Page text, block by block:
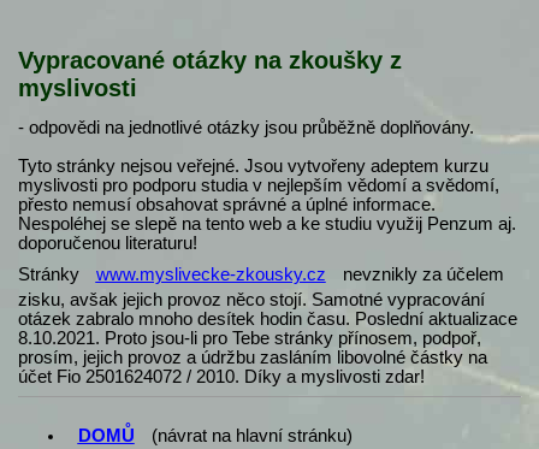
Vypracované otázky na zkoušky z
myslivosti
- odpovědi na jednotlivé otázky jsou průběžně doplňovány.
Tyto stránky nejsou veřejné. Jsou vytvořeny adeptem kurzu
myslivosti pro podporu studia v nejlepším vědomí a svědomí,
přesto nemusí obsahovat správné a úplné informace.
Nespoléhej se slepě na tento web a ke studiu využij Penzum aj.
doporučenou literaturu!
Stránky
www.myslivecke-zkousky.cz
nevznikly za účelem
zisku, avšak jejich provoz něco stojí. Samotné vypracování
otázek zabralo mnoho desítek hodin času. Poslední aktualizace
8.10.2021. Proto jsou-li pro Tebe stránky přínosem, podpoř,
prosím, jejich provoz a údržbu zasláním libovolné částky na
účet Fio 2501624072 / 2010. Díky a myslivosti zdar!
DOMŮ
(návrat na hlavní stránku)